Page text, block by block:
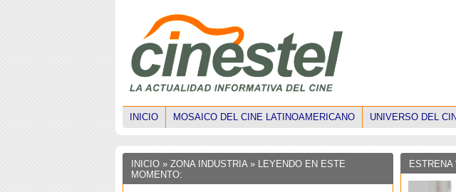
INICIO MOSAICO DEL CINE LATINOAMERICANO UNIVERSO DEL
INICIO » ZONA INDUSTRIA» LEYENDO EN ESTE
MOMENTO:
ESTRENA